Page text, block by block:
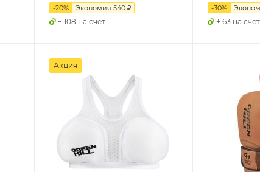
-20% Экономия 540₽
+ 108 на счет
-30%
+ 63 на счет
Акция